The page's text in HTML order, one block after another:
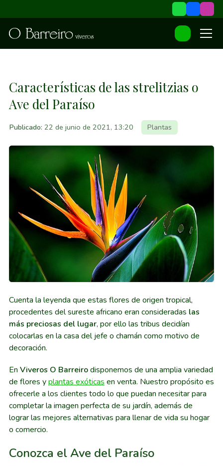
Características de las strelitzias o
Ave del Paraíso
Publicado: 22 de junio de 2021, 13:20 Plantas
Cuenta la leyenda que estas flores de origen tropical,
procedentes del sureste africano eran consideradas las
más preciosas del lugar, por ello las tribus decidían
colocarlas en la casa del jefe o chamán como motivo de
decoración.
En Viveros O Barreirodisponemos de una amplia variedad
de flores yplantas exóticas en venta. Nuestro propósito es
ofrecerle a los clientes todo lo que puedan necesitar para
completar la imagen perfecta de su jardín, además de
lograr las mejores alternativas para llenar de vida su hogar
o comercio.
Conozca el Ave del Paraíso